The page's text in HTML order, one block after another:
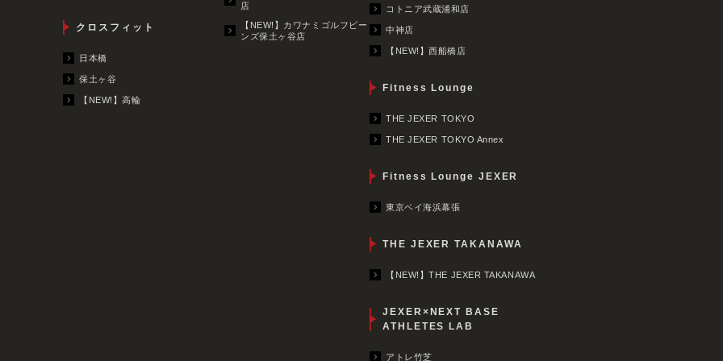
クロスフィット
日本橋
保土ヶ谷
【NEW!】高輪
店
【NEW!】カワナミゴルフビー
ンズ保土ヶ谷店
コトニア武蔵浦和店
中神店
【NEW!】西船橋店
Fitness Lounge
THE JEXER TOKYO
THE JEXER TOKYO Annex
Fitness Lounge JEXER
東京ベイ海浜幕張
THE JEXER TAKANAWA
【NEW!】THE JEXER TAKANAWA
JEXER×NEXT BASE
ATHLETES LAB
アトレ竹芝